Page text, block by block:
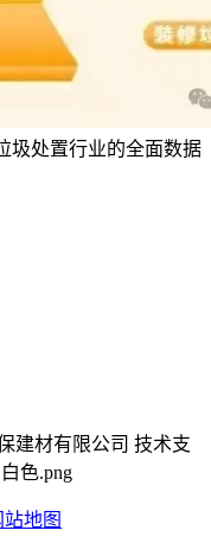
圾处置行业的全面数据
建材有限公司 技术支
站地图